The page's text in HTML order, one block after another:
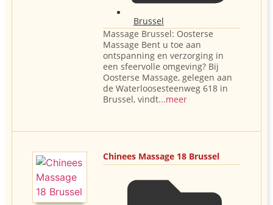
Brussel
Massage Brussel: Oosterse
Massage Bent u toe aan
ontspanning en verzorging in
een sfeervolle omgeving? Bij
Oosterse Massage, gelegen aan
de Waterloosesteenweg 618 in
Brussel, vindt...meer
Chinees Massage 18 Brussel